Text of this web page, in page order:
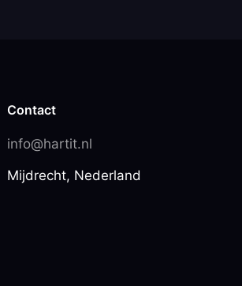
Contact
info@hartit.nl
Mijdrecht, Nederland